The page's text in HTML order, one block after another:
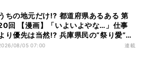
ちの地元だけ!? 都道府県あるある 第
回 【漫画】「いよいよやな…」仕事
り優先は当然!? 兵庫県民の“祭り愛”が
すぎた
08/05 07:00 連載